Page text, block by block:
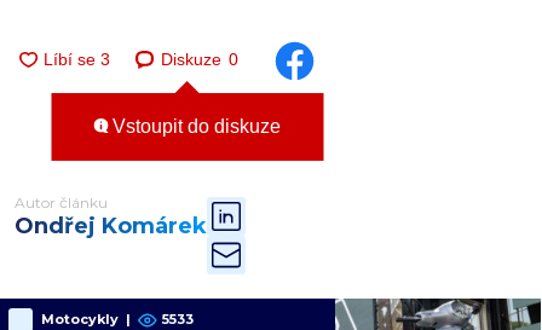
Diskuze 0
Vstoupit do diskuze
Autor článku
Ondřej Komárek
Motocykly | 5533